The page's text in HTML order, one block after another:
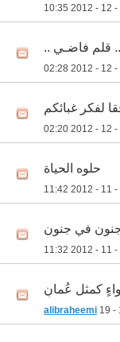
10:35
.. قلم فاضـي ..
02:28
لفكر غبائكم
02:20
حلوه الحياة
11:42
في جنون
11:32
كمثل عُمانِ
alibraheemi 19 -